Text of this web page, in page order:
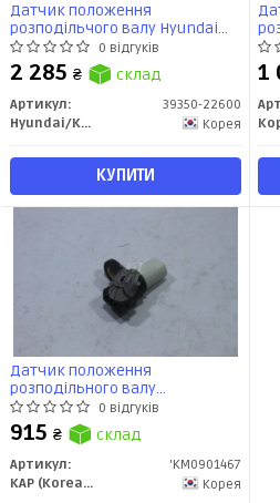
Датчик положення
розподільчого валу Hyundai
Getz (02-06) 1.3i, Getz (06-) 1.6i
(39350-22600) Mobis
0 відгуків
2 285 ₴ склад
Артикул:
39350-22600
Hyundai/Kia/Mobis
Корея
КУПИТИ
1
Датчик положення
розподільного валу
Accent(00-)/Elantra(00-)/Matrix(01-)
(KM0901467) KAP
0 відгуків
915 ₴ склад
Артикул:
'KM0901467
KAP (KoreaAutoParts)
Корея